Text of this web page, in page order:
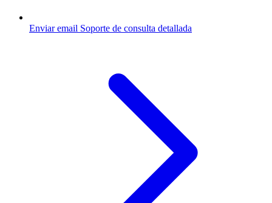
Enviar email Soporte de consulta detallada